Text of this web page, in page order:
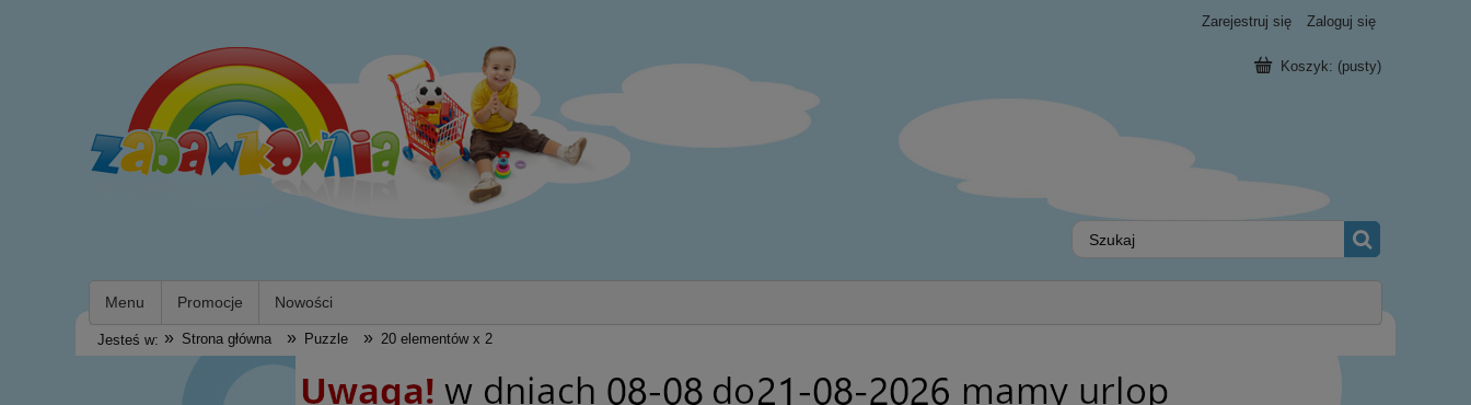
Zarejestruj się Zaloguj się
Koszyk: (pusty)
Menu Promocje Nowości
Jesteś w: » Strona główna » Puzzle » 20 elementów x 2